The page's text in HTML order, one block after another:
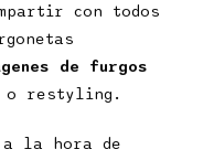
con todos
de furgos
o restyling.
la hora de